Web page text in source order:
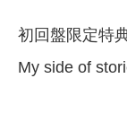
初回盤限定特
My side of